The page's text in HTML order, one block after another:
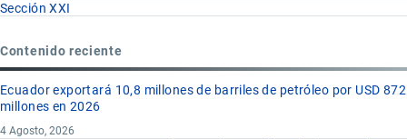
Sección XXI
Contenido reciente
Ecuador exportará 10,8 millones de barriles de petróleo por USD 872
millones en 2026
4 Agosto, 2026